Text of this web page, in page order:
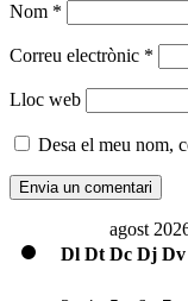
Nom *
Correu electrònic *
Lloc web
Desa el meu nom,
agost
Dl Dt Dc Dj Dv